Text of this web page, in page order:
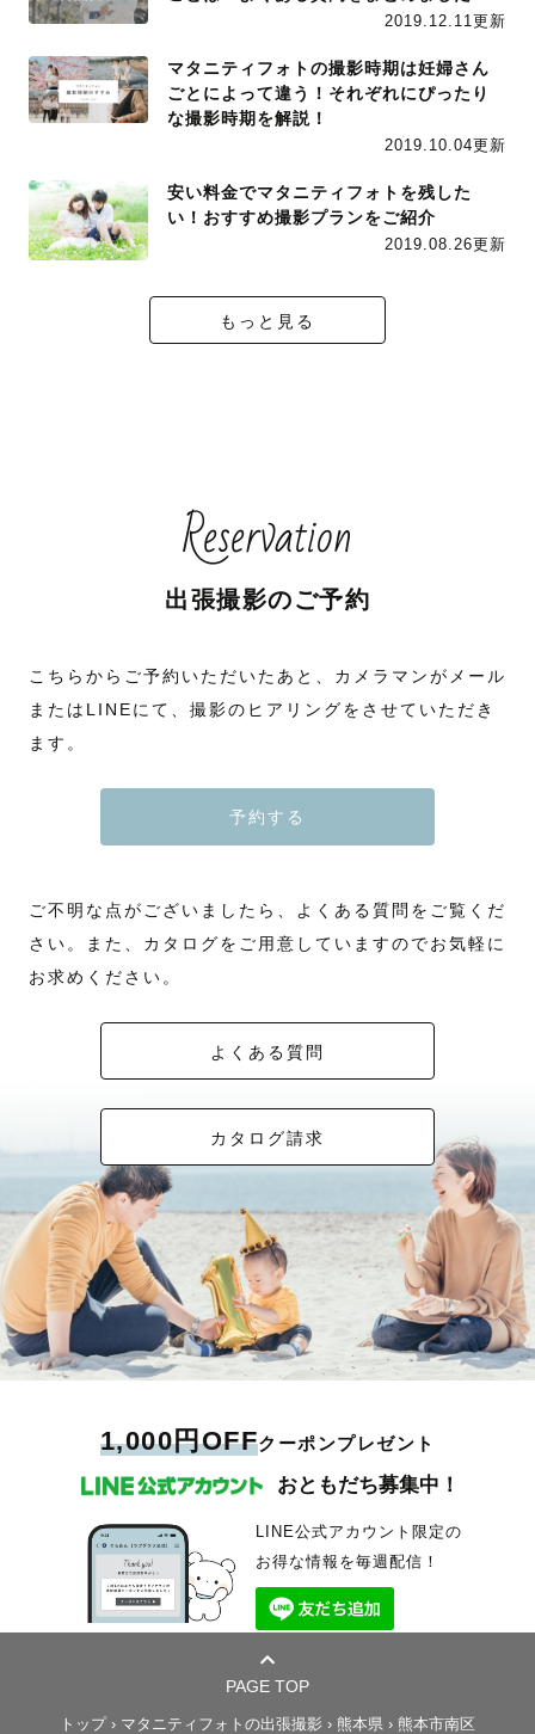
2019.12.11更新
マタニティフォトの撮影時期は妊婦さん
ごとによって違う！それぞれにぴったり
な撮影時期を解説！
2019.10.04更新
安い料金でマタニティフォトを残した
い！おすすめ撮影プランをご紹介
2019.08.26更新
もっと見る
Reservation
出張撮影のご予約
こちらからご予約いただいたあと、カメラマンがメール
またはLINEにて、撮影のヒアリングをさせていただき
ます。
予約する
ご不明な点がございましたら、よくある質問をご覧くだ
さい。また、カタログをご用意していますのでお気軽に
お求めください。
よくある質問
カタログ請求
1,000円OFFクーポンプレゼント
おともだち募集中！
LINE公式アカウント限定の
お得な情報を毎週配信！
PAGE TOP
トップ› マタニティフォトの出張撮影 › 熊本県 › 熊本市南区